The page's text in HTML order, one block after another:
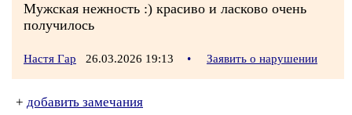
Мужская нежность :) красиво и ласково очень
получилось
Настя Гар 26.03.2026 19:13 • Заявить о нарушении
+ добавить замечания